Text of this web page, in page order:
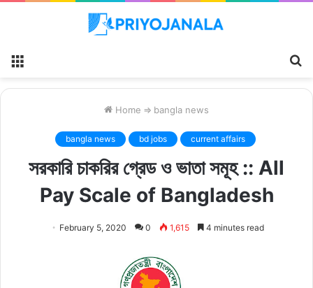
Home ⇒ bangla news
bangla news bd jobs current affairs
সরকারি চাকরির গ্রেড ও ভাতা সমূহ :: All
Pay Scale of Bangladesh
February 5, 2020 0 1,615 4 minutes read